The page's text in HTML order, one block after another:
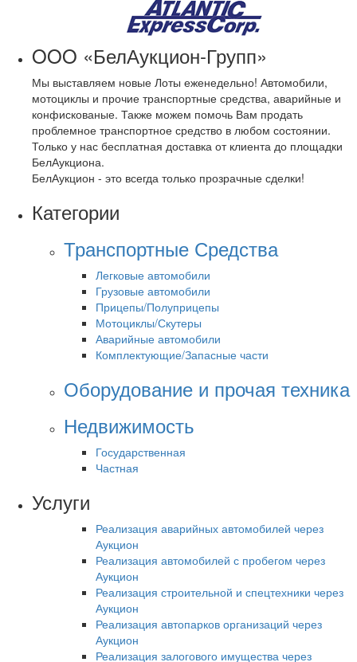
OOO «БелАукцион-Групп»
Мы выставляем новые Лоты еженедельно! Автомобили,
мотоциклы и прочие транспортные средства, аварийные и
конфискованые. Также можем помочь Вам продать
проблемное транспортное средство в любом состоянии.
Только у нас бесплатная доставка от клиента до площадки
БелАукциона.
БелАукцион - это всегда только прозрачные сделки!
Категории
Транспортные Средства
Легковые автомобили
Грузовые автомобили
Прицепы/Полуприцепы
Мотоциклы/Скутеры
Аварийные автомобили
Комплектующие/Запасные части
Оборудование и прочая техника
Недвижимость
Государственная
Частная
Услуги
Реализация аварийных автомобилей через
Аукцион
Реализация автомобилей с пробегом через
Аукцион
Реализация строительной и спецтехники через
Аукцион
Реализация автопарков организаций через
Аукцион
Реализация залогового имущества через